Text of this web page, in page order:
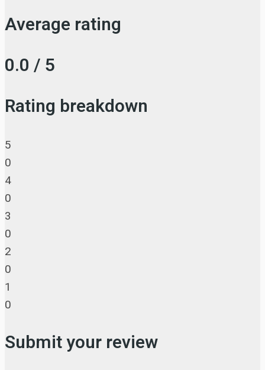
Average rating
0.0 / 5
Rating breakdown
5
0
4
0
3
0
2
0
1
0
Submit your review